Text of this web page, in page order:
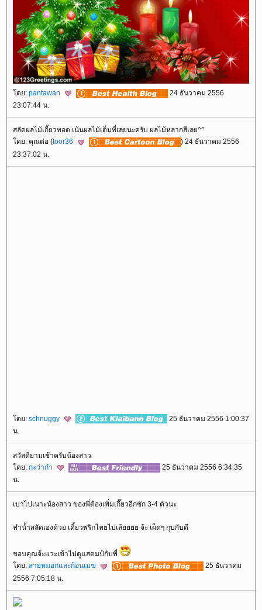
ดย: pantawan
24 ธันวาคม 2556
23:07:44 น.
สลัดผลไม้เกี้ยวทอด เน้นผลไม้เต็มที่เลยนะครับ ผลไม้หลากสีเลย^^
ดย: คุณต่อ (toor36
) 24 ธันวาคม 2556
23:37:02 น.
ดย: schnuggy
25 ธันวาคม 2556 1:00:37
น.
สวัสดียามเช้าครับน้องสาว
ดย: กะว่าก๋า
25 ธันวาคม 2556 6:34:35
น.
เบาไปเนาะน้องสาว ของพี่ต้องเพิ่มเกี๊ยวอีกซัก 3-4 ตัวนะ
ทำน้ำสลัดเองด้วย เคี้ยวพริกไทยไปเล้ยยยย จ้ะ เผ็ดๆ กุบกับดี
ขอบคุณจ้ะแวะเข้าไปดูแสตมป์กับพี่
ดย: สายหมอกและก้อนเมฆ
25 ธันวาคม
2556 7:05:18 น.